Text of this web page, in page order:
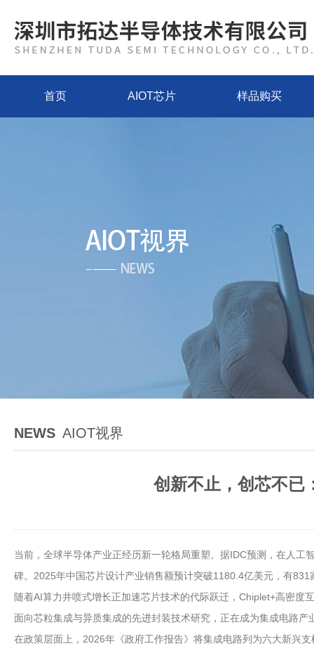
首页 AIOT芯片 样品购买
NEWS AIOT视界
创新不止，创芯不
当前，全球半导体产业正经历新一轮格局重塑。据IDC预测，在人
碑。2025年中国芯片设计产业销售额预计突破1180.4亿美元，有
随着AI算力井喷式增长正加速芯片技术的代际跃迁，Chiplet+高密
面向芯粒集成与异质集成的先进封装技术研究，正在成为集成电路
在政策层面上，2026年《政府工作报告》将集成电路列为六大新兴